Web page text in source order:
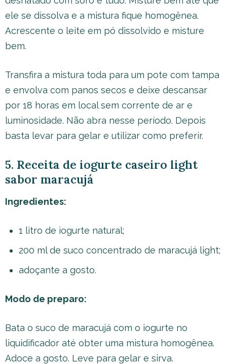
ele se dissolva e a mistura fique homogênea.
Acrescente o leite em pó dissolvido e misture
bem.
Transfira a mistura toda para um pote com tampa
e envolva com panos secos e deixe descansar
por 18 horas em local sem corrente de ar e
luminosidade. Não abra nesse período. Depois
basta levar para gelar e utilizar como preferir.
5. Receita de iogurte caseiro light
sabor maracujá
Ingredientes:
1 litro de iogurte natural;
200 ml de suco concentrado de maracujá light;
adoçante a gosto.
Modo de preparo:
Bata o suco de maracujá com o iogurte no
liquidificador até obter uma mistura homogênea.
Adoce a gosto. Leve para gelar e sirva.